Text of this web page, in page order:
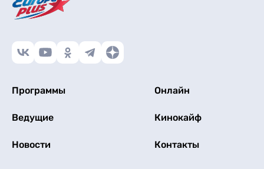
Программы Онлайн
Ведущие Кинокайф
Новости Контакты